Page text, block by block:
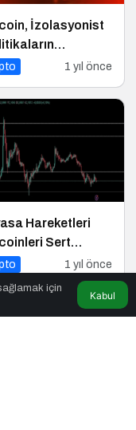
İzolasyonist
Olabilir1 yıl önce
Hareketleri
Sert
1 yıl önce
için
Kabul